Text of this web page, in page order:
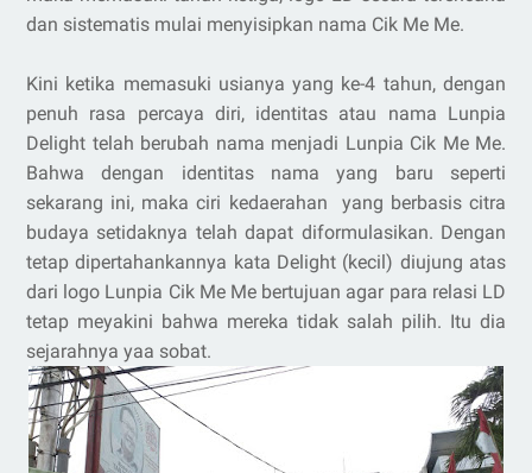
dan sistematis mulai menyisipkan nama Cik Me Me.
Kini ketika memasuki usianya yang ke-4 tahun, dengan
penuh rasa percaya diri, identitas atau nama Lunpia
Delight telah berubah nama menjadi Lunpia Cik Me Me.
Bahwa dengan identitas nama yang baru seperti
sekarang ini, maka ciri kedaerahan yang berbasis citra
budaya setidaknya telah dapat diformulasikan. Dengan
tetap dipertahankannya kata Delight (kecil) diujung atas
dari logo Lunpia Cik Me Me bertujuan agar para relasi LD
tetap meyakini bahwa mereka tidak salah pilih. Itu dia
sejarahnya yaa sobat.